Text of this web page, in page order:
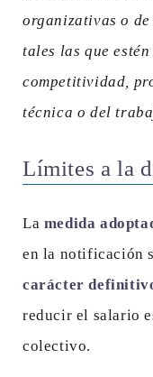
organizativas o
tales las que
competitividad,
técnica o del
Límites a la
La medida
en la notificación
carácter
reducir el salario
colectivo.